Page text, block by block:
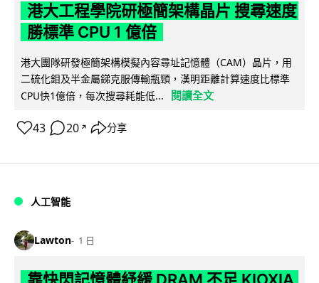
港大工程學院研極簡架構晶片 搜尋速度
勝標準 CPU 1 億倍
港大團隊研發極簡架構模擬內容尋址記憶體（CAM）晶片，用
二硫化鉬及半金屬銻克服傳輸瓶頸，漢明距離計算速度比標準
CPU快1億倍，每次搜尋耗能低...
閱讀全文
43 20 ↗ 分享
人工智能
Lawton 1 日
靠快閃記憶體紓緩 DRAM 不足 KIOXIA